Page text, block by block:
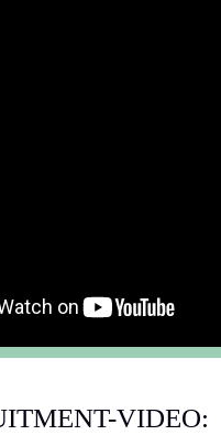
VIDEO: